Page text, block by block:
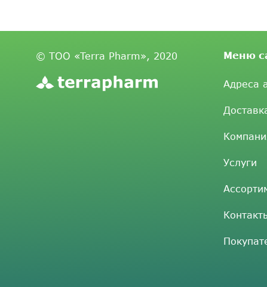
© ТОО «Terra Pharm», 2020 Меню
Адреса
Услуги